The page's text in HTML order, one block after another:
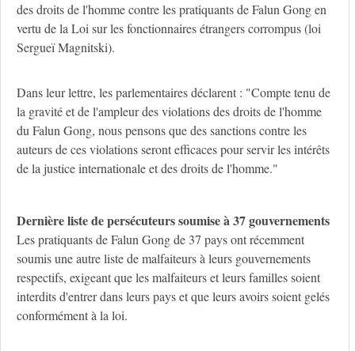
des droits de l'homme contre les pratiquants de Falun Gong en
vertu de la Loi sur les fonctionnaires étrangers corrompus (loi
Sergueï Magnitski).
Dans leur lettre, les parlementaires déclarent : "Compte tenu de
la gravité et de l'ampleur des violations des droits de l'homme
du Falun Gong, nous pensons que des sanctions contre les
auteurs de ces violations seront efficaces pour servir les intérêts
de la justice internationale et des droits de l'homme."
Dernière liste de persécuteurs soumise à 37 gouvernements
Les pratiquants de Falun Gong de 37 pays ont récemment
soumis une autre liste de malfaiteurs à leurs gouvernements
respectifs, exigeant que les malfaiteurs et leurs familles soient
interdits d'entrer dans leurs pays et que leurs avoirs soient gelés
conformément à la loi.